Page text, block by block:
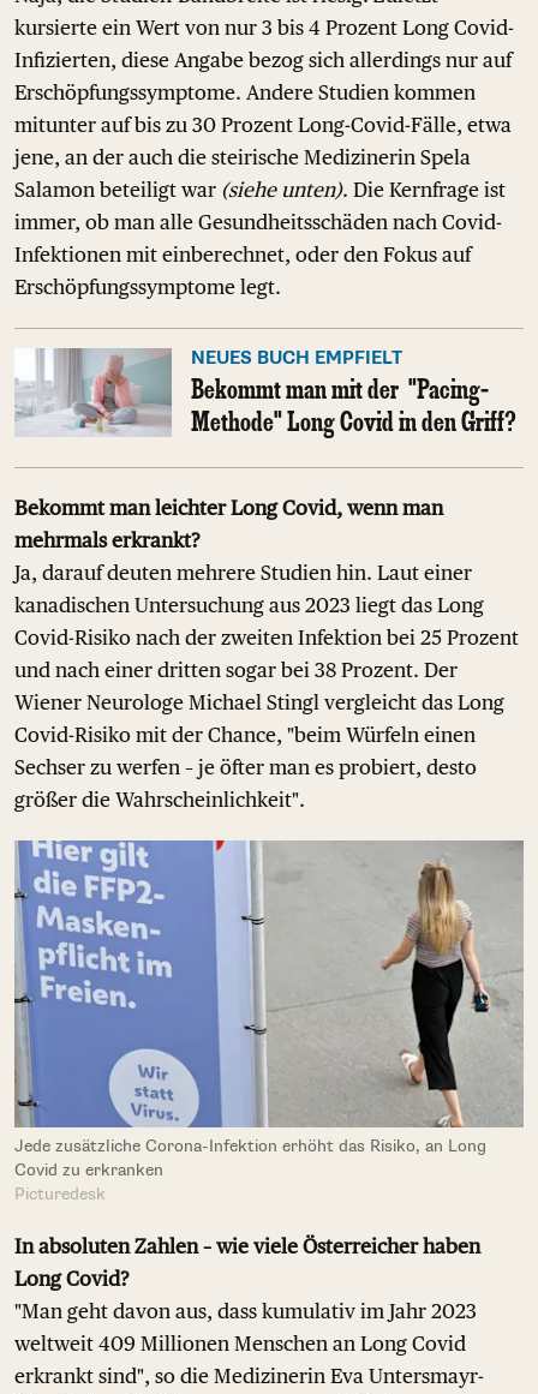
kursierte ein Wert von nur 3 bis 4 Prozent Long Covid-
Infizierten, diese Angabe bezog sich allerdings nur auf
Erschöpfungssymptome. Andere Studien kommen
mitunter auf bis zu 30 Prozent Long-Covid-Fälle, etwa
jene, an der auch die steirische Medizinerin Spela
Salamon beteiligt war (siehe unten). Die Kernfrage ist
immer, ob man alle Gesundheitsschäden nach Covid-
Infektionen mit einberechnet, oder den Fokus auf
Erschöpfungssymptome legt.
NEUES BUCH EMPFIELT
Bekommt man mit der "Pacing-
Methode" Long Covid in den Griff?
Bekommt man leichter Long Covid, wenn man
mehrmals erkrankt?
Ja, darauf deuten mehrere Studien hin. Laut einer
kanadischen Untersuchung aus 2023 liegt das Long
Covid-Risiko nach der zweiten Infektion bei 25 Prozent
und nach einer dritten sogar bei 38 Prozent. Der
Wiener Neurologe Michael Stingl vergleicht das Long
Covid-Risiko mit der Chance, "beim Würfeln einen
Sechser zu werfen – je öfter man es probiert, desto
größer die Wahrscheinlichkeit".
Jede zusätzliche Corona-Infektion erhöht das Risiko, an Long
Covid zu erkranken
Picturedesk
In absoluten Zahlen – wie viele Österreicher haben
Long Covid?
"Man geht davon aus, dass kumulativ im Jahr 2023
weltweit 409 Millionen Menschen an Long Covid
erkrankt sind", so die Medizinerin Eva Untersmayr-